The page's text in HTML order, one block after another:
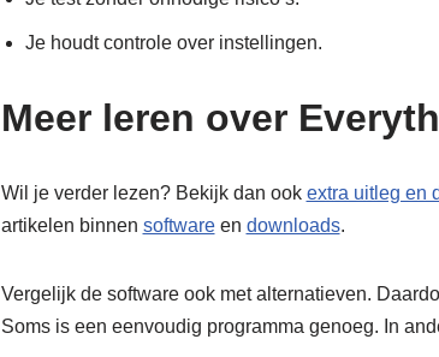
Je houdt controle over instellingen.
Meer leren over
Wil je verder lezen? Bekijk dan ook extra uitleg en
artikelen binnen softwareen downloads.
Vergelijk de software ook met alternatieven.
Soms is een eenvoudig programma genoeg. In